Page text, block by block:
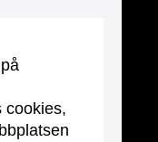
cookies,